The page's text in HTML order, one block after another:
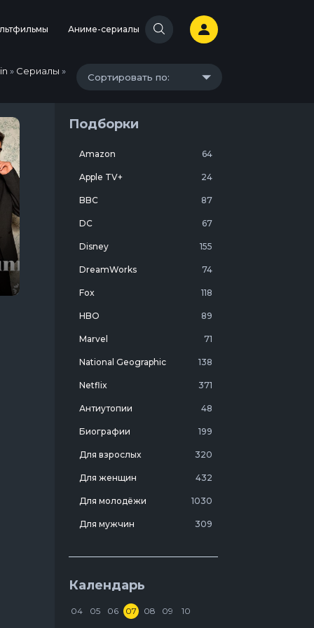
Аниме-сериалы
» Сериалы »
Сортировать по:
Подборки
Amazon 64
Apple TV+ 24
BBC 87
DC 67
Disney 155
DreamWorks 74
Fox 118
HBO 89
Marvel 71
National Geographic 138
Netflix 371
Антиутопии 48
Биографии 199
Для взрослых 320
Для женщин 432
Для молодёжи 1030
Для мужчин 309
Мотивирующие
На реальных событиях
Календарь
04 05 06 07 08 09 10